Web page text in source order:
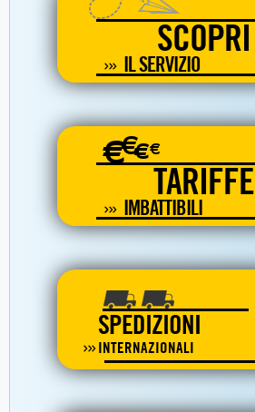
SCOPRI
IL SERVIZIO
€€€€
TARIFFE
IMBATTIBILI
SPEDIZIONI
INTERNAZIONALI